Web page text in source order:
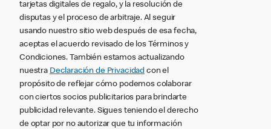
tarjetas digitales de regalo, y la resolución de
disputas y el proceso de arbitraje. Al seguir
usando nuestro sitio web después de esa fecha,
aceptas el acuerdo revisado de los Términos y
Condiciones. También estamos actualizando
nuestra Declaración de Privacidad con el
propósito de reflejar cómo podemos colaborar
con ciertos socios publicitarios para brindarte
publicidad relevante. Sigues teniendo el derecho
de optar por no autorizar que tu información